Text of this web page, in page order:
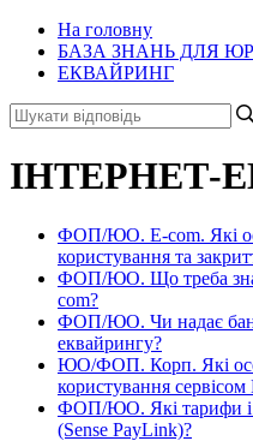
На головну
БАЗА ЗНАНЬ ДЛЯ
ЕКВАЙРИНГ
ІНТЕРНЕТ-
ФОП/ЮО. E-com. Які
користування та
ФОП/ЮО. Що треба
com?
ФОП/ЮО. Чи надає
еквайрингу?
ЮО/ФОП. Корп. Які
користування
ФОП/ЮО. Які тарифи і
(Sense PayLink)?